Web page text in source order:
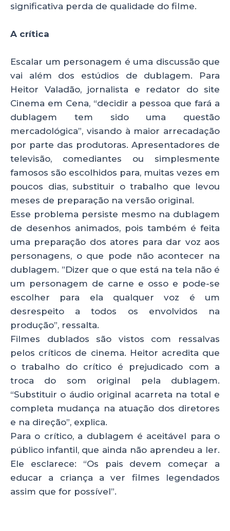
significativa perda de qualidade do filme.
A crítica
Escalar um personagem é uma discussão que
vai além dos estúdios de dublagem. Para
Heitor Valadão, jornalista e redator do site
Cinema em Cena, “decidir a pessoa que fará a
dublagem tem sido uma questão
mercadológica”, visando à maior arrecadação
por parte das produtoras. Apresentadores de
televisão, comediantes ou simplesmente
famosos são escolhidos para, muitas vezes em
poucos dias, substituir o trabalho que levou
meses de preparação na versão original.
Esse problema persiste mesmo na dublagem
de desenhos animados, pois também é feita
uma preparação dos atores para dar voz aos
personagens, o que pode não acontecer na
dublagem. ”Dizer que o que está na tela não é
um personagem de carne e osso e pode-se
escolher para ela qualquer voz é um
desrespeito a todos os envolvidos na
produção”, ressalta.
Filmes dublados são vistos com ressalvas
pelos críticos de cinema. Heitor acredita que
o trabalho do crítico é prejudicado com a
troca do som original pela dublagem.
“Substituir o áudio original acarreta na total e
completa mudança na atuação dos diretores
e na direção”, explica.
Para o crítico, a dublagem é aceitável para o
público infantil, que ainda não aprendeu a ler.
Ele esclarece: “Os pais devem começar a
educar a criança a ver filmes legendados
assim que for possível”.